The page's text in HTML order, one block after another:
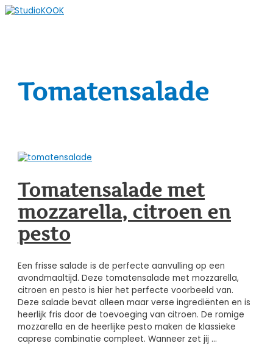
Spring
Tomatensalade
Tomatensalade met
mozzarella, citroen en
pesto
Een frisse salade is de perfecte aanvulling op een
avondmaaltijd. Deze tomatensalade met mozzarella,
citroen en pesto is hier het perfecte voorbeeld van.
Deze salade bevat alleen maar verse ingrediënten en is
heerlijk fris door de toevoeging van citroen. De romige
mozzarella en de heerlijke pesto maken de klassieke
caprese combinatie compleet. Wanneer zet jij …